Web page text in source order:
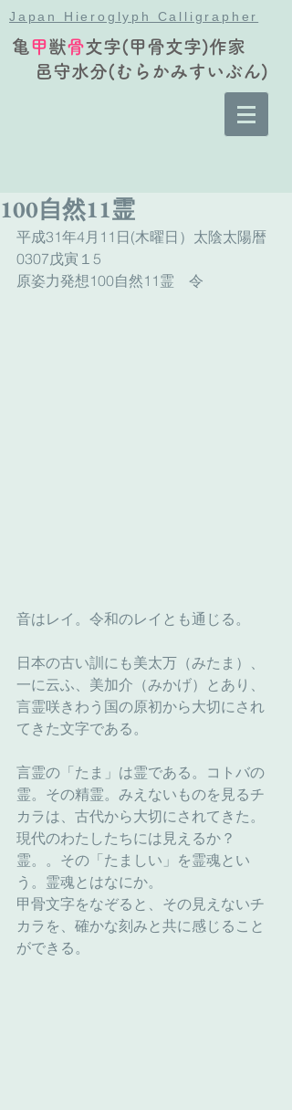
Japan Hieroglyph Calligrapher
亀甲獣骨文字(甲骨文字)作家
邑守水分(むらかみすいぶん)
100自然11霊
平成31年4月11日(木曜日）太陰太陽暦
0307戊寅１5
原姿力発想100自然11霊　令
音はレイ。令和のレイとも通じる。
日本の古い訓にも美太万（みたま）、
一に云ふ、美加介（みかげ）とあり、
言霊咲きわう国の原初から大切にされ
てきた文字である。
言霊の「たま」は霊である。コトバの
霊。その精霊。みえないものを見るチ
カラは、古代から大切にされてきた。
現代のわたしたちには見えるか？
霊。。その「たましい」を霊魂とい
う。霊魂とはなにか。
甲骨文字をなぞると、その見えないチ
カラを、確かな刻みと共に感じること
ができる。